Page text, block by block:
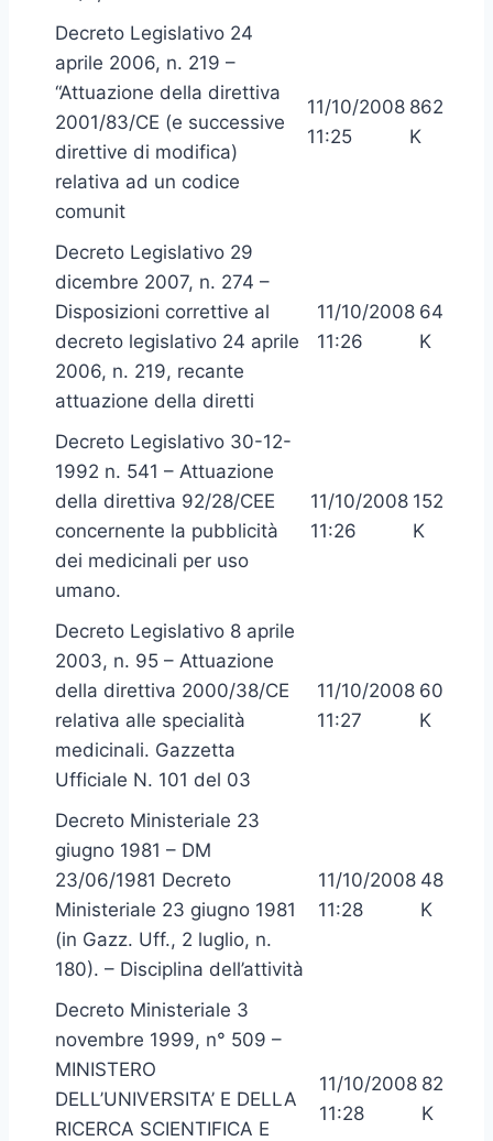
Decreto Legislativo 24
aprile 2006, n. 219 –
“Attuazione della direttiva
2001/83/CE (e successive
direttive di modifica)
relativa ad un codice
comunit
11/10/2008
11:25
862
K
Decreto Legislativo 29
dicembre 2007, n. 274 –
Disposizioni correttive al
decreto legislativo 24 aprile
2006, n. 219, recante
attuazione della diretti
11/10/2008
11:26
64
K
Decreto Legislativo 30-12-
1992 n. 541 – Attuazione
della direttiva 92/28/CEE
concernente la pubblicità
dei medicinali per uso
umano.
11/10/2008
11:26
152
K
Decreto Legislativo 8 aprile
2003, n. 95 – Attuazione
della direttiva 2000/38/CE
relativa alle specialità
medicinali. Gazzetta
Ufficiale N. 101 del 03
11/10/2008
11:27
60
K
Decreto Ministeriale 23
giugno 1981 – DM
23/06/1981 Decreto
Ministeriale 23 giugno 1981
(in Gazz. Uff., 2 luglio, n.
180). – Disciplina dell’attività
11/10/2008
11:28
48
K
Decreto Ministeriale 3
novembre 1999, n° 509 –
MINISTERO
DELL’UNIVERSITA’ E DELLA
RICERCA SCIENTIFICA E
11/10/2008
11:28
82
K